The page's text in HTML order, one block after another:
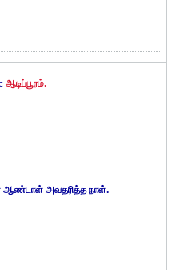
ஆடிப்பூரம்.
ஆண்டாள் அவதரித்த நாள்.